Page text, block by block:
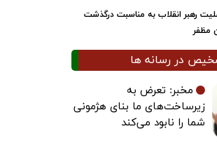
رهبر انقلاب به مناسبت درگذشت
مظفر
در رسانه ها
مخبر: تعرض به
زیرساخت‌های ما بنای هژمونی
شما را نابود می‌کند